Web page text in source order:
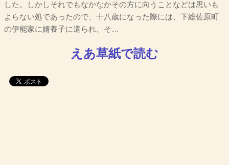
した。しかしそれでもなかなかその方に向うことなどは思いも
よらない処であったので、十八歳になった際には、下総佐原町
の伊能家に婿養子に遣られ、そ…
えあ草紙で読む